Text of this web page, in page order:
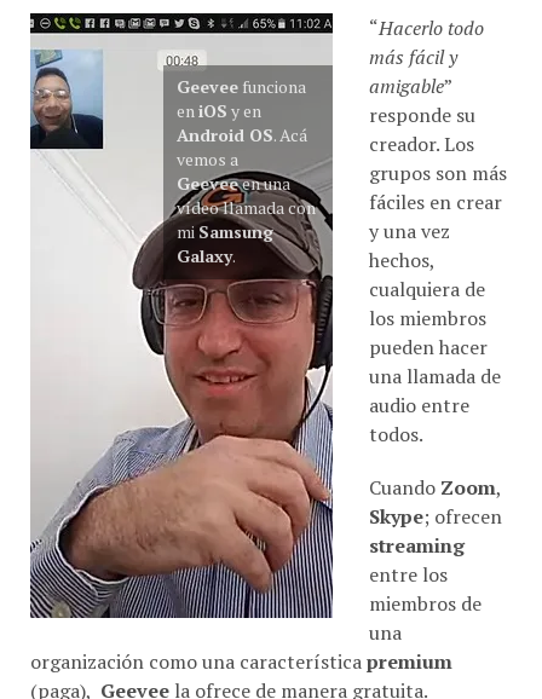
Geevee funciona
en iOS y en
Android OS . Acá
vemos a
Geeveeen una
vídeo llamada con
mi Samsung
Galaxy.
“Hacerlo todo
más fácil y
amigable”
responde su
creador. Los
grupos son más
fáciles en crear
y una vez
hechos,
cualquiera de
los miembros
pueden hacer
una llamada de
audio entre
todos.
Cuando Zoom
Skype; ofrecen
streaming
entre los
miembros de
una
organización como una característica premium
(paga), Geevee la ofrece de manera gratuita.